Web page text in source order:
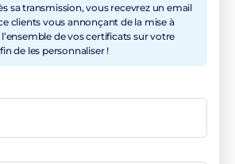
sa transmission, vous recevrez un email
clients vous annonçant de la mise à
de vos certificats sur votre
de les personnaliser !